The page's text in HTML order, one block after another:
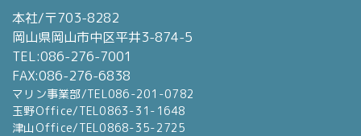
本社/〒703-8282
岡山県岡山市中区平井3-874-5
TEL:086-276-7001
FAX:086-276-6838
マリン事業部/TEL086-201-0782
玉野Office/TEL0863-31-1648
津山Office/TEL0868-35-2725